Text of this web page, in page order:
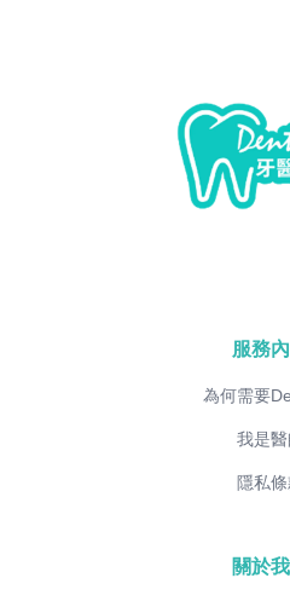
服務
為何需要
我是醫
隱私
關於